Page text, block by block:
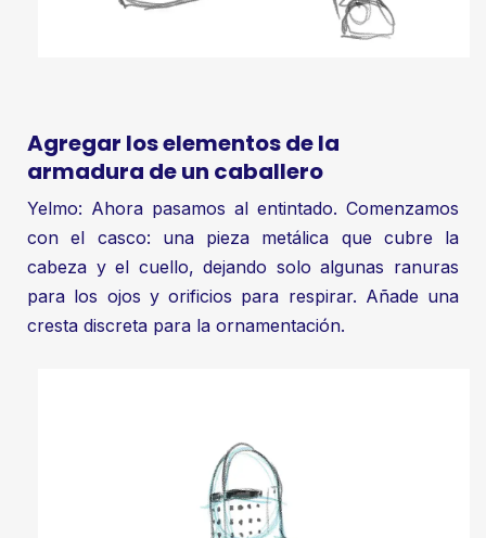
Agregar los elementos de la
armadura de un caballero
Yelmo: Ahora pasamos al entintado. Comenzamos
con el casco: una pieza metálica que cubre la
cabeza y el cuello, dejando solo algunas ranuras
para los ojos y orificios para respirar. Añade una
cresta discreta para la ornamentación.